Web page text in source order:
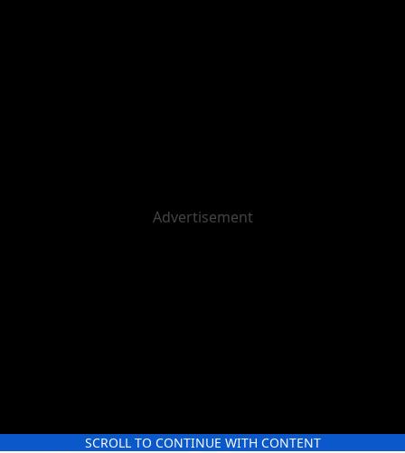
SCROLL TO CONTINUE WITH CONTENT